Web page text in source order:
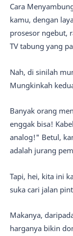
Cara
kamu, dengan
prosesor ngebut,
TV tabung yang
Nah, di sinilah
Mungkinkah
Banyak orang
enggak bisa!
analog!" Betul,
adalah jurang
Tapi, hei, kita ini
suka cari jalan
Makanya,
harganya bikin